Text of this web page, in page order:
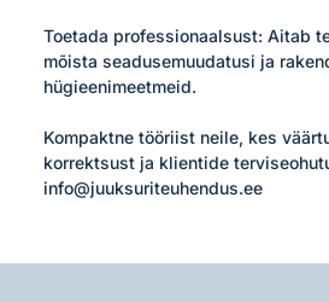
Toetada professionaalsust: Aitab
mõista seadusemuudatusi ja
hügieenimeetmeid.
Kompaktne tööriist neile, kes
korrektsust ja klientide
info@juuksuriteuhendus.ee